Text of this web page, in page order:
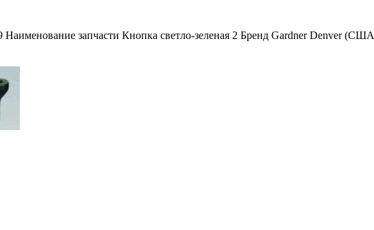
запчасти Кнопка светло-зеленая 2 Бренд Gardner Denver